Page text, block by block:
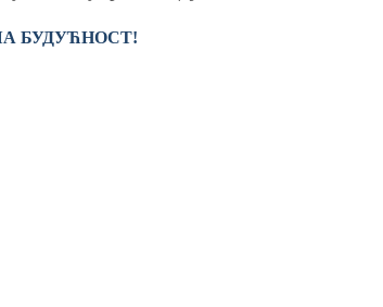
БУДУЋНОСТ!